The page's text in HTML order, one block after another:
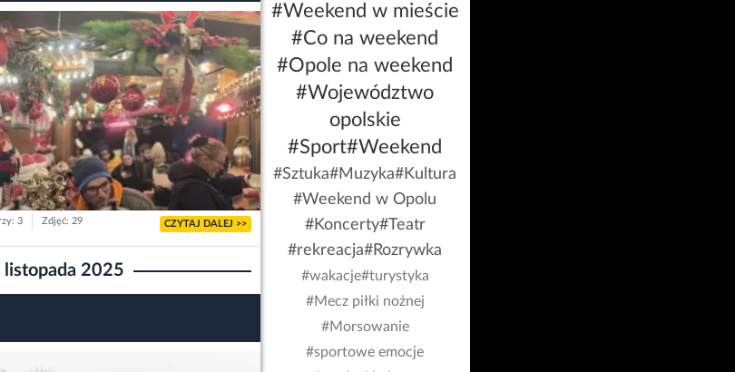
3 Zdjęć: 29 CZYTAJ DALEJ >>
listopada 2025
#Weekend w mieście
#Co na weekend
#Opole na weekend
#Województwo
opolskie
#Sport#Weekend
#Sztuka#Muzyka#Kultura
#Weekend w Opolu
#Koncerty#Teatr
#rekreacja#Rozrywka
#wakacje#turystyka
#Mecz piłki nożnej
#Morsowanie
#sportowe emocje